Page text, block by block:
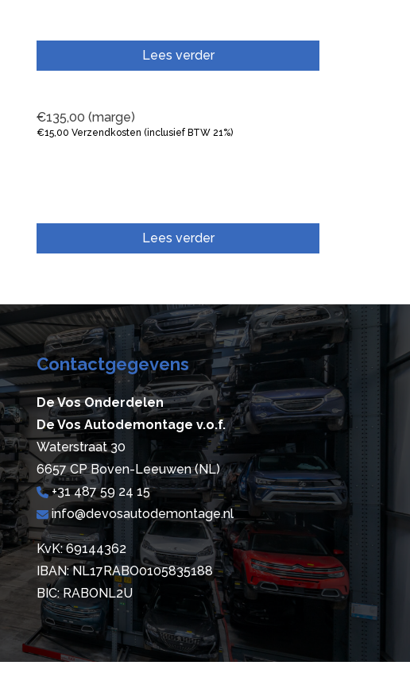
Lees verder
€135,00 (marge)
€15,00 Verzendkosten (inclusief BTW 21%)
Lees verder
Contactgegevens
De Vos Onderdelen
De Vos Autodemontage v.o.f.
Waterstraat 30
6657 CP Boven-Leeuwen (NL)
+31 487 59 24 15
info@devosautodemontage.nl
KvK: 69144362
IBAN: NL17RABO0105835188
BIC: RABONL2U